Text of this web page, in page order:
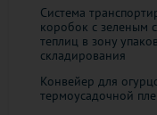
Система
коробок с зеленым
теплиц в зону
складирования
Конвейер для
термоусадочной